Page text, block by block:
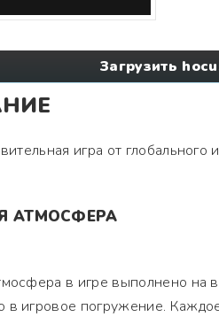
Загрузить
игра от глобального
АТМОСФЕРА
в игре выполнено на
в игровое погружение.